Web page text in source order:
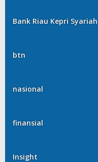
Bank Riau Kepri Syariah
btn
nasional
finansial
Insight